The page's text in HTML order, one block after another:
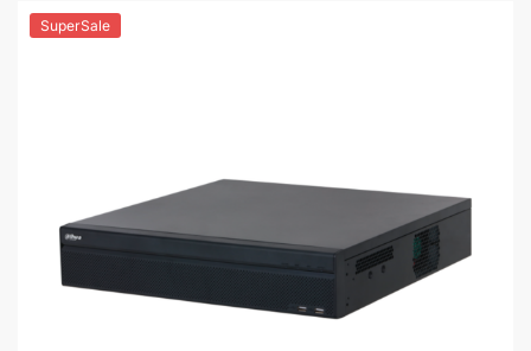
product…
Alarm
SuperSale